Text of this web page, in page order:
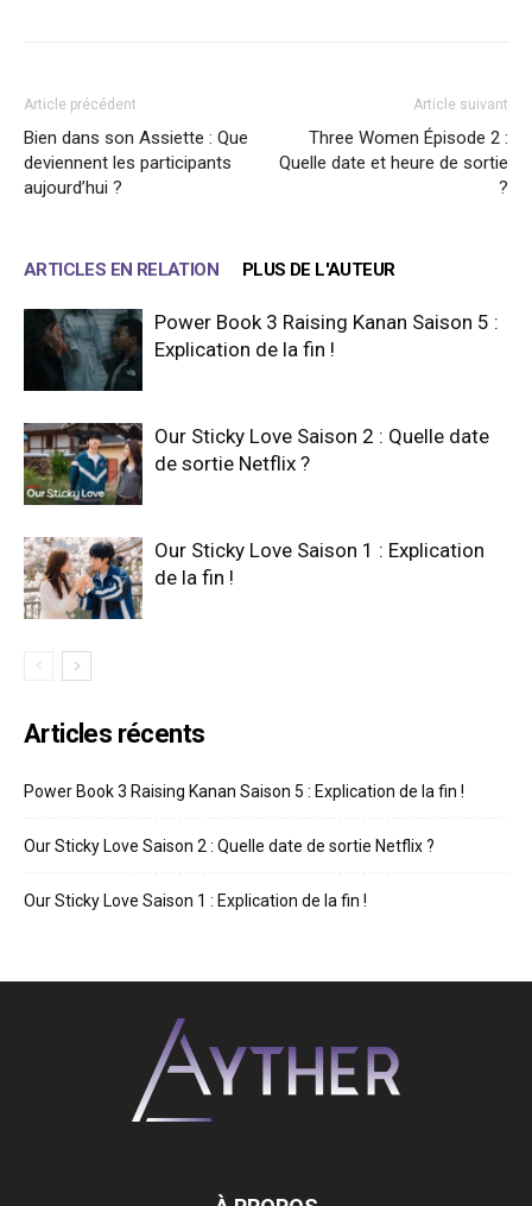
Article précédent
Bien dans son Assiette : Que
deviennent les participants
aujourd’hui ?
Article suivant
Three Women Épisode 2 :
Quelle date et heure de sortie
?
ARTICLES EN RELATION PLUS DE L'AUTEUR
Power Book 3 Raising Kanan Saison 5 :
Explication de la fin !
Our Sticky Love Saison 2 : Quelle date
de sortie Netflix ?
Our Sticky Love Saison 1 : Explication
de la fin !
Articles récents
Power Book 3 Raising Kanan Saison 5 : Explication de la fin !
Our Sticky Love Saison 2 : Quelle date de sortie Netflix ?
Our Sticky Love Saison 1 : Explication de la fin !